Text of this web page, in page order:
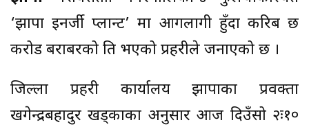
‘झापा इनर्जी प्लान्ट’ मा आगलागी हुँदा करिब छ
करोड बराबरको क्षति भएको प्रहरीले जनाएको छ ।
जिल्ला प्रहरी कार्यालय झापाका प्रवक्ता
खगेन्द्रबहादुर खड्काका अनुसार आज दिउँसो २ः१०